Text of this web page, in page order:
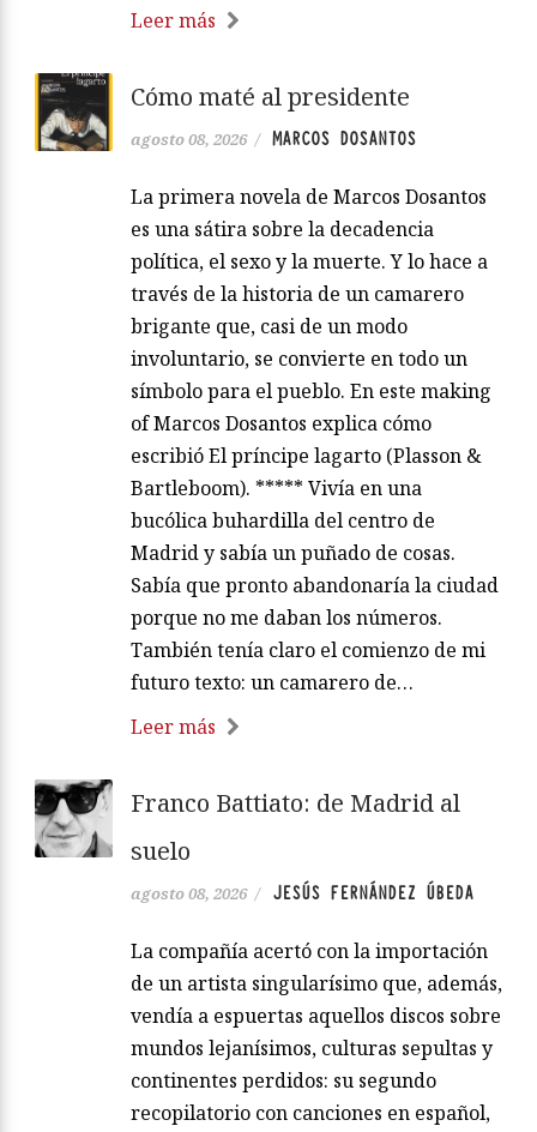
Leer más
Cómo maté al presidente
agosto 08, 2026 / MARCOS DOSANTOS
La primera novela de Marcos Dosantos
es una sátira sobre la decadencia
política, el sexo y la muerte. Y lo hace a
través de la historia de un camarero
brigante que, casi de un modo
involuntario, se convierte en todo un
símbolo para el pueblo. En este making
of Marcos Dosantos explica cómo
escribió El príncipe lagarto (Plasson &
Bartleboom). ***** Vivía en una
bucólica buhardilla del centro de
Madrid y sabía un puñado de cosas.
Sabía que pronto abandonaría la ciudad
porque no me daban los números.
También tenía claro el comienzo de mi
futuro texto: un camarero de…
Leer más
Franco Battiato: de Madrid al
suelo
agosto 08, 2026 / JESÚS FERNÁNDEZ ÚBEDA
La compañía acertó con la importación
de un artista singularísimo que, además,
vendía a espuertas aquellos discos sobre
mundos lejanísimos, culturas sepultas y
continentes perdidos: su segundo
recopilatorio con canciones en español,